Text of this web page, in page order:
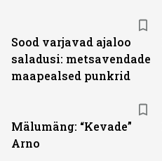
Sood varjavad ajaloo
saladusi: metsavendade
maapealsed punkrid
Mälumäng: “Kevade”
Arno